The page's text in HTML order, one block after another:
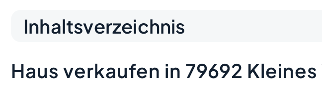
Inhaltsverzeichnis
Haus verkaufen in 79692